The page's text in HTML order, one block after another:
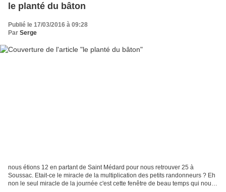
le planté du bâton
Publié le 17/03/2016 à 09:28
Par Serge
nous étions 12 en partant de Saint Médard pour nous retrouver 25 à
Soussac. Etait-ce le miracle de la multiplication des petits randonneurs ? Eh
non le seul miracle de la journée c'est cette fenêtre de beau temps qui nous